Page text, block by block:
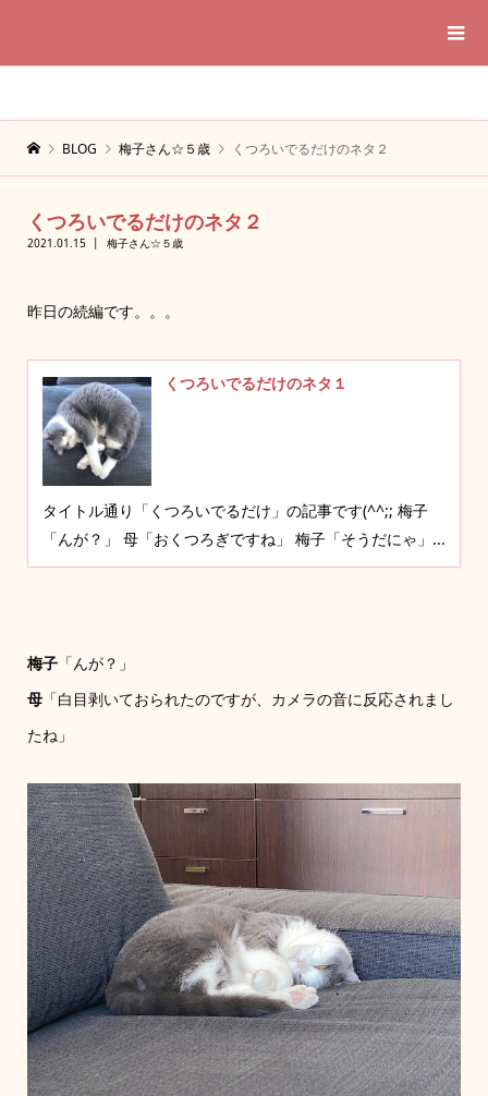
BLOG 梅子さん☆５歳 くつろいでるだけのネタ２
くつろいでるだけのネタ２
2021.01.15 梅子さん☆５歳
昨日の続編です。。。
くつろいでるだけのネタ１
タイトル通り「くつろいでるだけ」の記事です(^^;; 梅子
「んが？」 母「おくつろぎですね」 梅子「そうだにゃ」...
梅子「んが？」
母「白目剥いておられたのですが、カメラの音に反応されまし
たね」